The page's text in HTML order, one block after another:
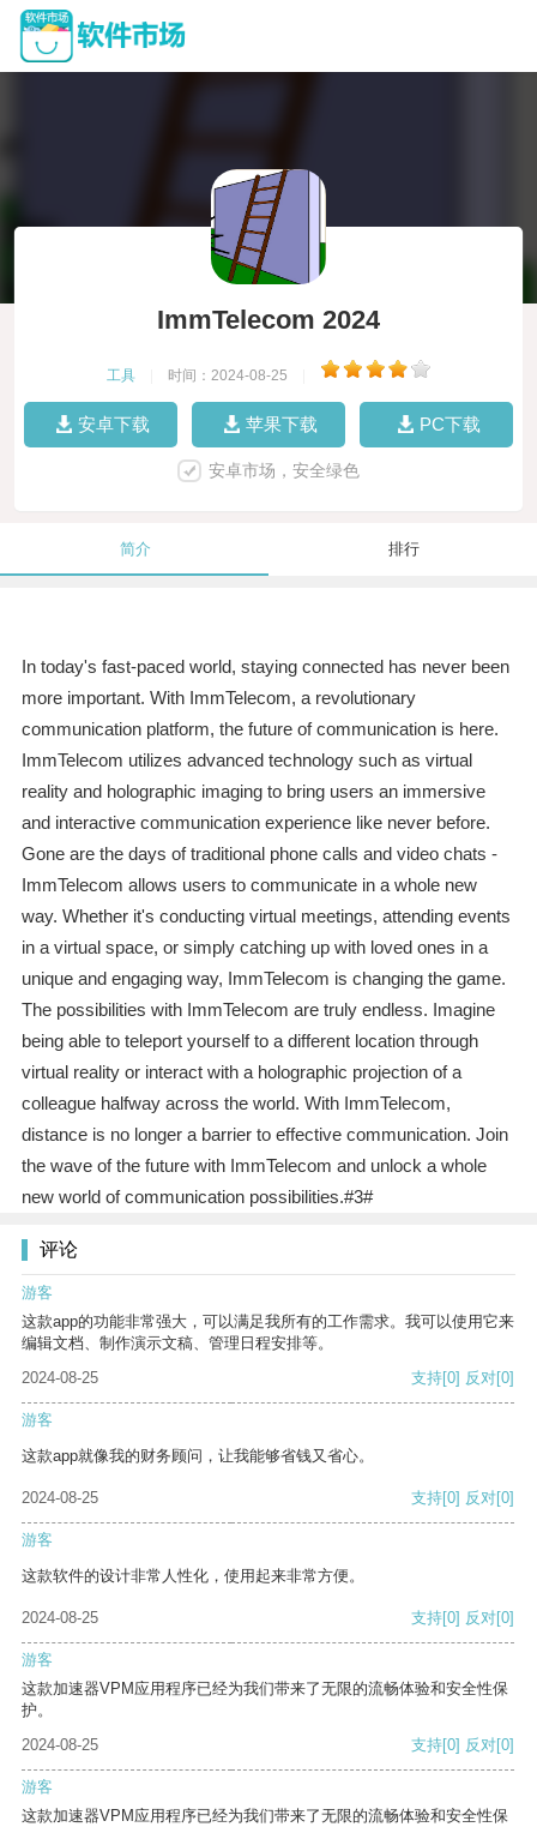
ImmTelecom 2024
工具 时间：2024-08-25
安卓下载 苹果下载 PC下载
安卓市场，安全绿色
简介 排行
In today's fast-paced world, staying connected has never been
more important. With ImmTelecom, a revolutionary
communication platform, the future of communication is here.
ImmTelecom utilizes advanced technology such as virtual
reality and holographic imaging to bring users an immersive
and interactive communication experience like never before.
Gone are the days of traditional phone calls and video chats -
ImmTelecom allows users to communicate in a whole new
way. Whether it's conducting virtual meetings, attending events
in a virtual space, or simply catching up with loved ones in a
unique and engaging way, ImmTelecom is changing the game.
The possibilities with ImmTelecom are truly endless. Imagine
being able to teleport yourself to a different location through
virtual reality or interact with a holographic projection of a
colleague halfway across the world. With ImmTelecom,
distance is no longer a barrier to effective communication. Join
the wave of the future with ImmTelecom and unlock a whole
new world of communication possibilities.#3#
评论
游客
这款app的功能非常强大，可以满足我所有的工作需求。我可以使用它来
编辑文档、制作演示文稿、管理日程安排等。
2024-08-25
支持[0] 反对[0]
游客
这款app就像我的财务顾问，让我能够省钱又省心。
2024-08-25 支持[0] 反对[0]
游客
这款软件的设计非常人性化，使用起来非常方便。
2024-08-25 支持[0] 反对[0]
游客
这款加速器VPM应用程序已经为我们带来了无限的流畅体验和安全性保
护。
2024-08-25
支持[0] 反对[0]
游客
这款加速器VPM应用程序已经为我们带来了无限的流畅体验和安全性保